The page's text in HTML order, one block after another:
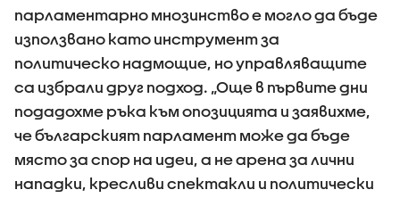
парламентарно мнозинство е могло да бъде
използвано като инструмент за
политическо надмощие, но управляващите
са избрали друг подход. „Още в първите дни
подадохме ръка към опозицията и заявихме,
че българският парламент може да бъде
място за спор на идеи, а не арена за лични
нападки, кресливи спектакли и политически